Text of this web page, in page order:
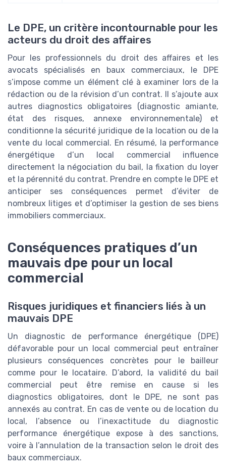
Le DPE, un critère incontournable pour les
acteurs du droit des affaires
Pour les professionnels du droit des affaires et les
avocats spécialisés en baux commerciaux, le DPE
s’impose comme un élément clé à examiner lors de la
rédaction ou de la révision d’un contrat. Il s’ajoute aux
autres diagnostics obligatoires (diagnostic amiante,
état des risques, annexe environnementale) et
conditionne la sécurité juridique de la location ou de la
vente du local commercial. En résumé, la performance
énergétique d’un local commercial influence
directement la négociation du bail, la fixation du loyer
et la pérennité du contrat. Prendre en compte le DPE et
anticiper ses conséquences permet d’éviter de
nombreux litiges et d’optimiser la gestion de ses biens
immobiliers commerciaux.
Conséquences pratiques d’un
mauvais dpe pour un local
commercial
Risques juridiques et financiers liés à un
mauvais DPE
Un diagnostic de performance énergétique (DPE)
défavorable pour un local commercial peut entraîner
plusieurs conséquences concrètes pour le bailleur
comme pour le locataire. D’abord, la validité du bail
commercial peut être remise en cause si les
diagnostics obligatoires, dont le DPE, ne sont pas
annexés au contrat. En cas de vente ou de location du
local, l’absence ou l’inexactitude du diagnostic
performance énergétique expose à des sanctions,
voire à l’annulation de la transaction selon le droit des
baux commerciaux.